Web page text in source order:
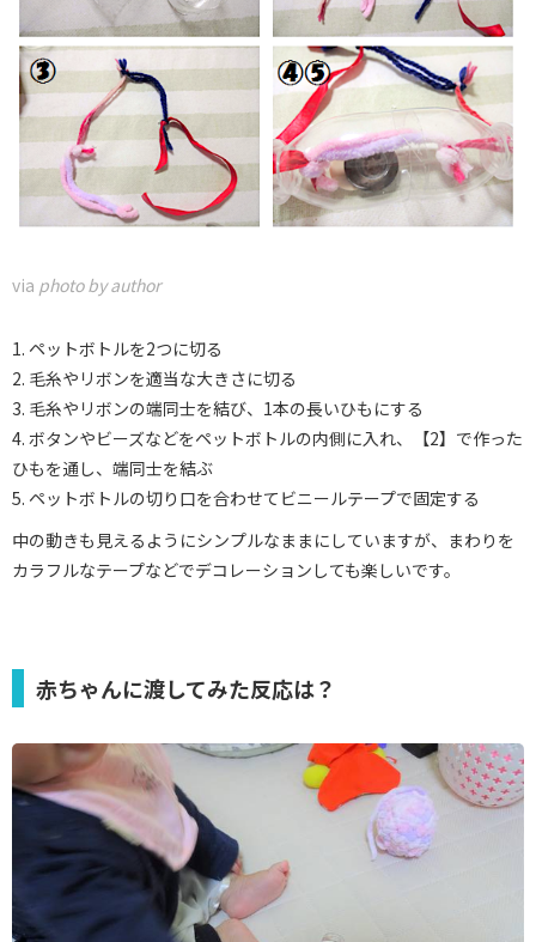
via photo by author
1. ペットボトルを2つに切る
2. 毛糸やリボンを適当な大きさに切る
3. 毛糸やリボンの端同士を結び、1本の長いひもにする
4. ボタンやビーズなどをペットボトルの内側に入れ、【2】で作った
ひもを通し、端同士を結ぶ
5. ペットボトルの切り口を合わせてビニールテープで固定する
中の動きも見えるようにシンプルなままにしていますが、まわりを
カラフルなテープなどでデコレーションしても楽しいです。
赤ちゃんに渡してみた反応は？